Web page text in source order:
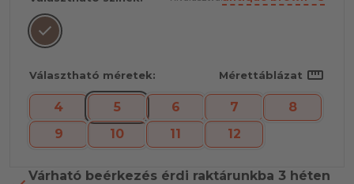
Választható méretek: Mérettáblázat straighten
4 5 6 7
8
9
10 11 12
Várható beérkezés érdi raktárunkba 3 héten